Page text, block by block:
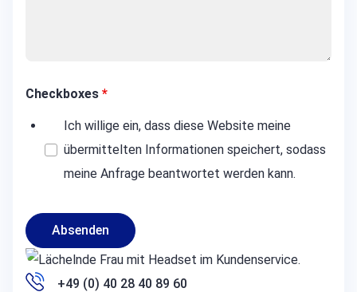
Checkboxes *
Ich willige ein, dass diese Website meine
übermittelten Informationen speichert, sodass
meine Anfrage beantwortet werden kann.
Absenden
+49 (0) 40 28 40 89 60